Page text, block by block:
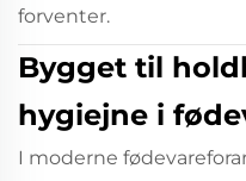
forventer.
Bygget til
hygiejne i
I moderne